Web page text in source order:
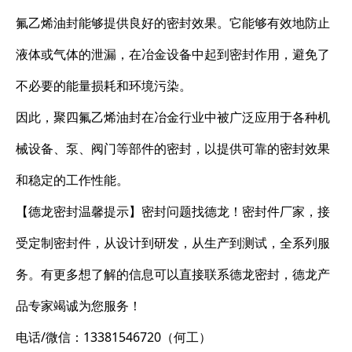
氟乙烯油封能够提供良好的密封效果。它能够有效地防止
液体或气体的泄漏，在冶金设备中起到密封作用，避免了
不必要的能量损耗和环境污染。
因此，聚四氟乙烯油封在冶金行业中被广泛应用于各种机
械设备、泵、阀门等部件的密封，以提供可靠的密封效果
和稳定的工作性能。
【德龙密封温馨提示】密封问题找德龙！密封件厂家，接
受定制密封件，从设计到研发，从生产到测试，全系列服
务。有更多想了解的信息可以直接联系德龙密封，德龙产
品专家竭诚为您服务！
电话/微信：13381546720（何工）